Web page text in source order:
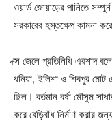
ওয়ার্ড জোয়াড়ের পানিতে
সরকারের হস্তক্ষেপ কামনা
ক্স জেলে প্রতিনিধি এরশাদ
ধনিয়া, ইলিশা ও শিবপুর মোট
ছিল। বর্তমান বর্ষা মৌসুম
করে বেড়িবাঁধ নির্মাণ করার